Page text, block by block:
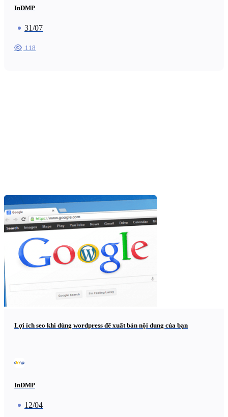
InDMP
31/07
118
Lợi ích seo khi dùng wordpress để xuất bản nội dung của bạn
InDMP
12/04